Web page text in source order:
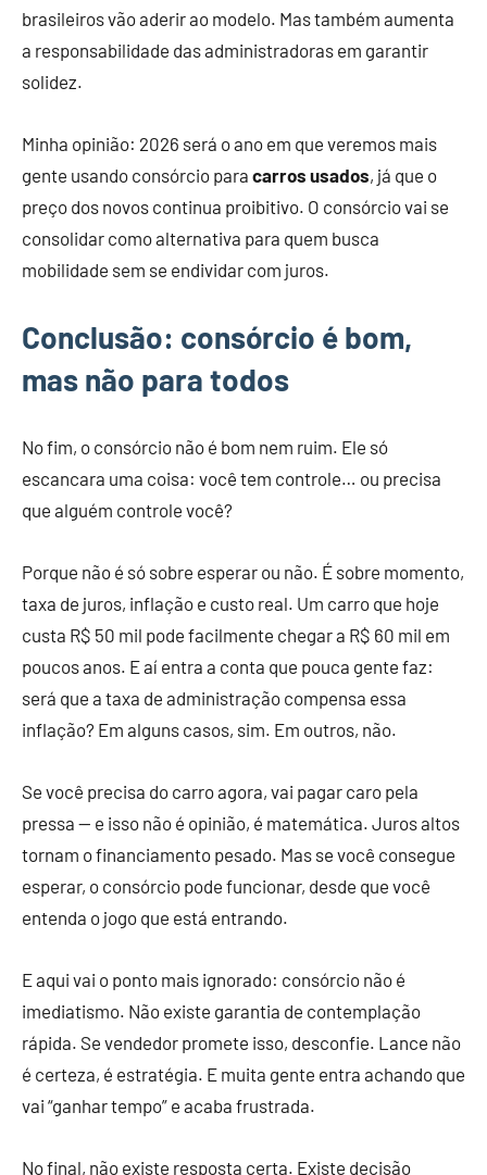
brasileiros vão aderir ao modelo. Mas também aumenta
a responsabilidade das administradoras em garantir
solidez.
Minha opinião: 2026 será o ano em que veremos mais
gente usando consórcio para carros usados, já que o
preço dos novos continua proibitivo. O consórcio vai se
consolidar como alternativa para quem busca
mobilidade sem se endividar com juros.
Conclusão: consórcio é bom,
mas não para todos
No fim, o consórcio não é bom nem ruim. Ele só
escancara uma coisa: você tem controle… ou precisa
que alguém controle você?
Porque não é só sobre esperar ou não. É sobre momento,
taxa de juros, inflação e custo real. Um carro que hoje
custa R$ 50 mil pode facilmente chegar a R$ 60 mil em
poucos anos. E aí entra a conta que pouca gente faz:
será que a taxa de administração compensa essa
inflação? Em alguns casos, sim. Em outros, não.
Se você precisa do carro agora, vai pagar caro pela
pressa — e isso não é opinião, é matemática. Juros altos
tornam o financiamento pesado. Mas se você consegue
esperar, o consórcio pode funcionar, desde que você
entenda o jogo que está entrando.
E aqui vai o ponto mais ignorado: consórcio não é
imediatismo. Não existe garantia de contemplação
rápida. Se vendedor promete isso, desconfie. Lance não
é certeza, é estratégia. E muita gente entra achando que
vai “ganhar tempo” e acaba frustrada.
No final, não existe resposta certa. Existe decisão